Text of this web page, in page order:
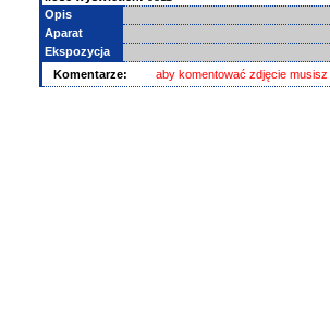
Opis
Aparat
Ekspozycja
Komentarze:
aby komentować zdjęcie musisz